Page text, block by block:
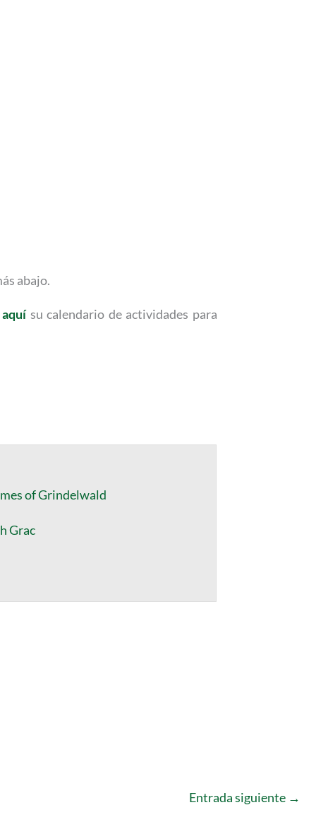
abajo.
aquísu calendario de actividades para
of Grindelwald
Grac
Entrada siguiente →